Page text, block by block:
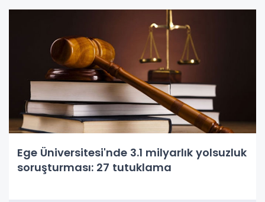
Ege Üniversitesi'nde 3.1 milyarlık yolsuzluk
soruşturması: 27 tutuklama